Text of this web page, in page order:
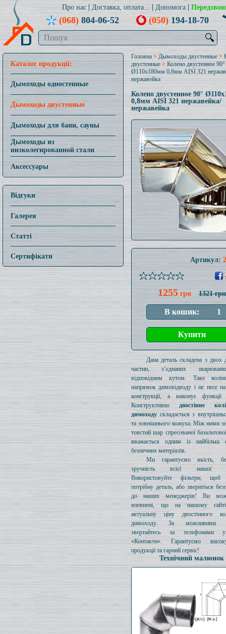
Про нас Доставка, оплата... Допомога
(068)804-06-52 (050)194-18-70
🔍
Каталог продукції:
Дымоходы одностенные
Дымоходы двустенные
Дымоходы для бани, сауны
Дымоходы из
низколегированной стали
Аксессуары
Відгуки
Галерея
Статті
Сертифікати
Головна > Дымоходы двустенные >
двустенные>Колено двустенное 90°
Ø110x180мм 0,8мм AISI 321
нержавейка
Колено двустенное 90°
0,8мм AISI 321 нержавейка/
нержавейка
Артикул:
1255грн 1321 грн
Дана деталь складена з двох
частин, з’єднаних
відповідним кутом. Таке
напрямок димовідводу і не несе
конструкції, а виконує функції
Конструктивно двостінне
димоходу складається з
та зовнішнього кожуха. Між ними
товстий шар спресованої
вважається одним із найбільш
безпечних матеріалів.
Ми гарантуємо якість,
зручність всієї нашої
Використовуйте фільтри, щоб
потрібну деталь, або зверніться
до наших менеджерів! Ви
впевнені, що на нашому
актуальну ціну двостінного
димоходу. За можливими
звертайтесь за телефонами
«Контакти». Гарантуємо
продукції та гарний сервіс!
Технічний малюнок